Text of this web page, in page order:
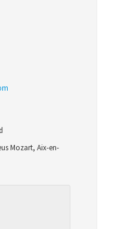
Mozart, Aix-en-